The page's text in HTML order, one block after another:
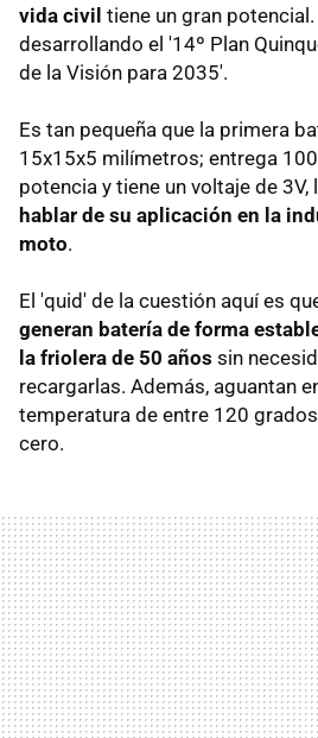
vida civil tiene un gran
desarrollando el '14º Plan
de la Visión para 2035'.
Es tan pequeña que la primera
15x15x5 milímetros; entrega
potencia y tiene un voltaje de 3V,
hablar de su aplicación en la
moto.
El 'quid' de la cuestión aquí es
generan batería de forma
la friolera de 50 años sin
recargarlas. Además, aguantan
temperatura de entre 120
cero.